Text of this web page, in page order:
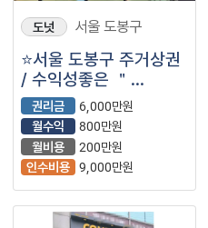
도넛 서울 도봉구
⭐서울 도봉구 주거상권
/ 수익성좋은 ＂
카페요아정＂
좋은조건으로
나왔습니다!⭐
권리금
6,000만원
월수익
800만원
월비용
200만원
인수비용 9,000만원